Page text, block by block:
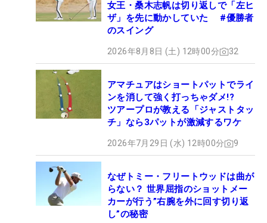
女王・桑木志帆は切り返しで「左ヒ
ザ」を先に動かしていた #優勝者
のスイング
2026年8月8日 (土) 12時00分 32
アマチュアはショートパットでライ
ンを消して強く打っちゃダメ!?
ツアープロが教える「ジャストタッ
チ」なら3パットが激減するワケ
2026年7月29日 (水) 12時00分 9
なぜトミー・フリートウッドは曲が
らない？ 世界屈指のショットメー
カーが行う”右腕を外に回す切り返
し”の秘密